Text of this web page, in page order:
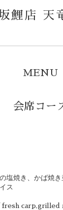
鯉店 天
MENU
会席コー
の塩焼き、かば焼
ス
fresh